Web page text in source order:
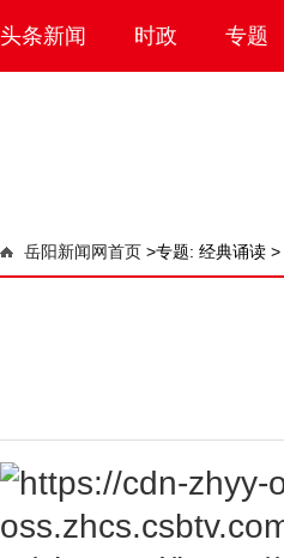
头条新闻 时政 专题
岳阳新闻网首页 >专题: 经典诵读 >